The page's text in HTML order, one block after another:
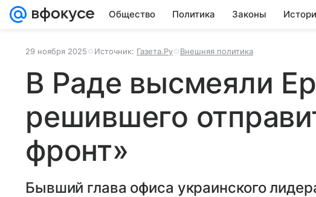
Общество Политика Законы
29 ноября 2025 Источник: Газета.Ру Внешняя политика
В Раде высмеяли
решившего
фронт»
Бывший глава офиса украинского